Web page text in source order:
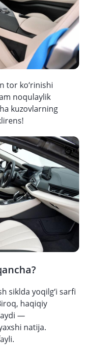
tor ko‘rinishi
noqulaylik
kuzovlarning
siklda yoqilg‘i sarfi
haqiqiy
—
natija.